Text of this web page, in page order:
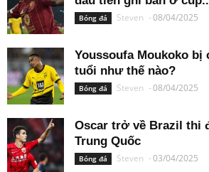
Bóng đá Steven -08/04/2025
Youssoufa Moukoko bị
tuổi như thế nào?
Bóng đá Steven -08/04/2025
Oscar trở về Brazil thi
Trung Quốc
Bóng đá Steven -03/04/2025